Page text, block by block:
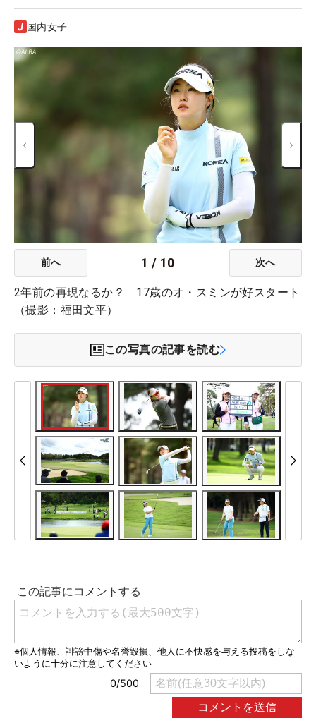
国内女子
前へ 1 / 10 次へ
2年前の再現なるか？ 17歳のオ・スミンが好スタート
（撮影：福田文平）
この写真の記事を読む